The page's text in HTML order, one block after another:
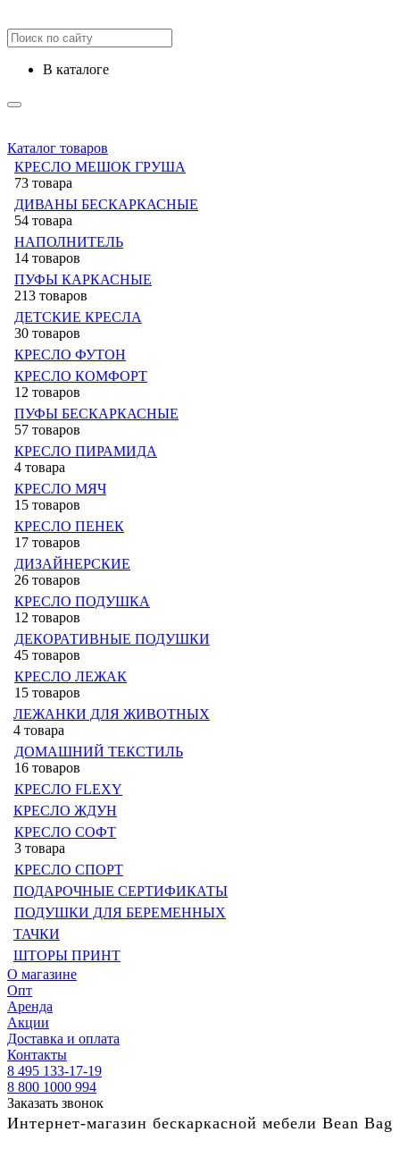
в каталоге
Каталог товаров
КРЕСЛО МЕШОК ГРУША
73 товара
ДИВАНЫ БЕСКАРКАСНЫЕ
54 товара
НАПОЛНИТЕЛЬ
14 товаров
ПУФЫ КАРКАСНЫЕ
213 товаров
ДЕТСКИЕ КРЕСЛА
30 товаров
КРЕСЛО ФУТОН
КРЕСЛО КОМФОРТ
12 товаров
ПУФЫ БЕСКАРКАСНЫЕ
57 товаров
КРЕСЛО ПИРАМИДА
4 товара
КРЕСЛО МЯЧ
15 товаров
КРЕСЛО ПЕНЕК
17 товаров
ДИЗАЙНЕРСКИЕ
26 товаров
КРЕСЛО ПОДУШКА
12 товаров
ДЕКОРАТИВНЫЕ ПОДУШКИ
45 товаров
КРЕСЛО ЛЕЖАК
15 товаров
ЛЕЖАНКИ ДЛЯ ЖИВОТНЫХ
4 товара
ДОМАШНИЙ ТЕКСТИЛЬ
16 товаров
КРЕСЛО FLEXY
КРЕСЛО ЖДУН
КРЕСЛО СОФТ
3 товара
КРЕСЛО СПОРТ
ПОДАРОЧНЫЕ СЕРТИФИКАТЫ
ПОДУШКИ ДЛЯ БЕРЕМЕННЫХ
ТАЧКИ
ШТОРЫ ПРИНТ
О магазине
Опт
Аренда
Акции
Доставка и оплата
Контакты
8 495 133-17-19
8 800 1000 994
Заказать звонок
Интернет-магазин бескаркасной мебели Bean Bag